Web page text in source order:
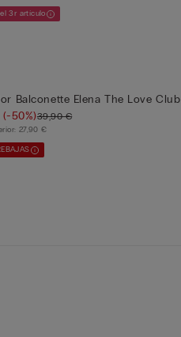
3r artículo
Balconette Elena The Love Club
(-50%)39,90 €
27,90 €